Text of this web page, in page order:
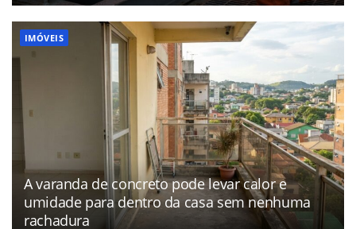
IMÓVEIS
A varanda de concreto pode levar calor e
umidade para dentro da casa sem nenhuma
rachadura